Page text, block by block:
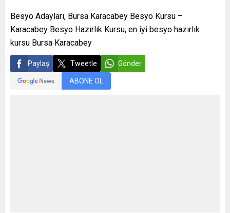
Besyo Adayları, Bursa Karacabey Besyo Kursu –
Karacabey Besyo Hazırlık Kursu, en iyi besyo hazırlık
kursu Bursa Karacabey
Paylaş Tweetle Gönder
ABONE OL